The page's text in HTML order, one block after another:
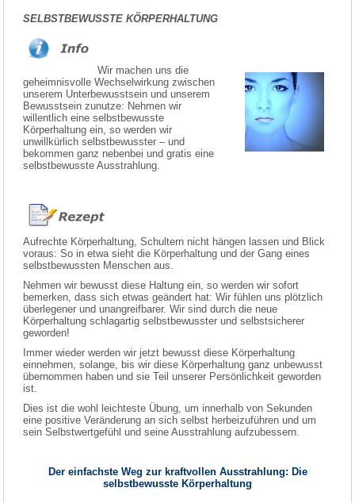
SELBSTBEWUSSTE KÖRPERHALTUNG
Wir machen uns die
geheimnisvolle Wechselwirkung zwischen
unserem Unterbewusstsein und unserem
Bewusstsein zunutze: Nehmen wir
willentlich eine selbstbewusste
Körperhaltung ein, so werden wir
unwillkürlich selbstbewusster – und
bekommen ganz nebenbei und gratis eine
selbstbewusste Ausstrahlung.
Aufrechte Körperhaltung, Schultern nicht hängen lassen und Blick
voraus: So in etwa sieht die Körperhaltung und der Gang eines
selbstbewussten Menschen aus.
Nehmen wir bewusst diese Haltung ein, so werden wir sofort
bemerken, dass sich etwas geändert hat: Wir fühlen uns plötzlich
überlegener und unangreifbarer. Wir sind durch die neue
Körperhaltung schlagartig selbstbewusster und selbstsicherer
geworden!
Immer wieder werden wir jetzt bewusst diese Körperhaltung
einnehmen, solange, bis wir diese Körperhaltung ganz unbewusst
übernommen haben und sie Teil unserer Persönlichkeit geworden
ist.
Dies ist die wohl leichteste Übung, um innerhalb von Sekunden
eine positive Veränderung an sich selbst herbeizuführen und um
sein Selbstwertgefühl und seine Ausstrahlung aufzubessern.
Der einfachste Weg zur kraftvollen Ausstrahlung: Die
selbstbewusste Körperhaltung